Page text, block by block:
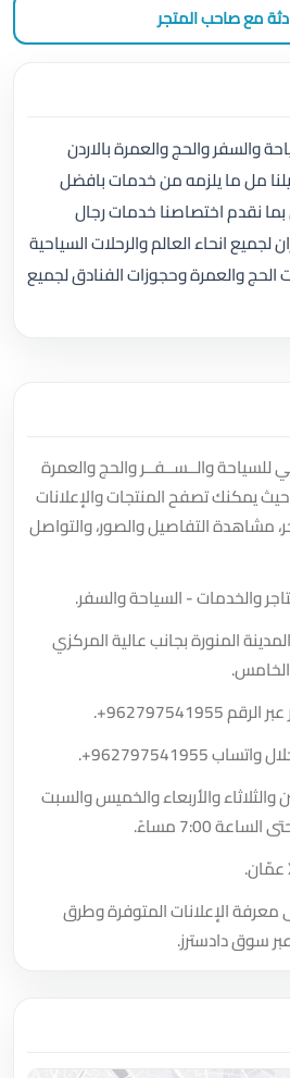
مع صاحب المتجر
والسفر والحج والعمرة بالاردن
مل ما يلزمه من خدمات بافضل
نقدم اختصاصنا خدمات رجال
لجميع انحاء العالم والرحلات السياحية
والعمرة وحجوزات الفنادق لجميع
والــســفــر والحج والعمرة
يمكنك تصفح المنتجات والإعلانات
مشاهدة التفاصيل والصور، والتواصل
والخدمات - السياحة والسفر.
المنورة بجانب عالية المركزي
الرقم+962797541955
.
واتساب+962797541955
.
والثلاثاء والأربعاء والخميس والسبت
الإعلانات المتوفرة وطرق
سوق دادسترز.